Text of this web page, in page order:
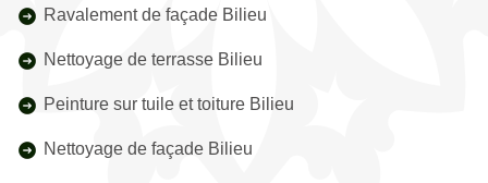
Ravalement de façade Bilieu
Nettoyage de terrasse Bilieu
Peinture sur tuile et toiture Bilieu
Nettoyage de façade Bilieu